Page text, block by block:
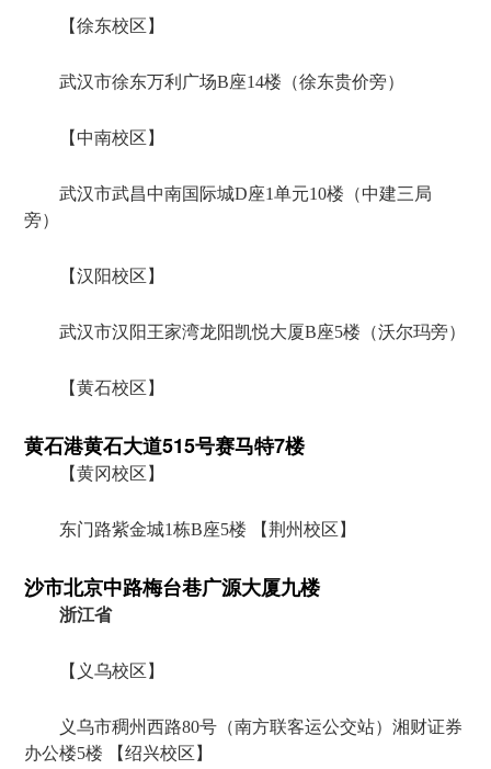
【徐东校区】
武汉市徐东万利广场B座14楼（徐东贵价旁）
【中南校区】
武汉市武昌中南国际城D座1单元10楼（中建三局
旁）
【汉阳校区】
武汉市汉阳王家湾龙阳凯悦大厦B座5楼（沃尔玛旁）
【黄石校区】
黄石港黄石大道515号赛马特7楼
【黄冈校区】
东门路紫金城1栋B座5楼 【荆州校区】
沙市北京中路梅台巷广源大厦九楼
浙江省
【义乌校区】
义乌市稠州西路80号（南方联客运公交站）湘财证券
办公楼5楼 【绍兴校区】